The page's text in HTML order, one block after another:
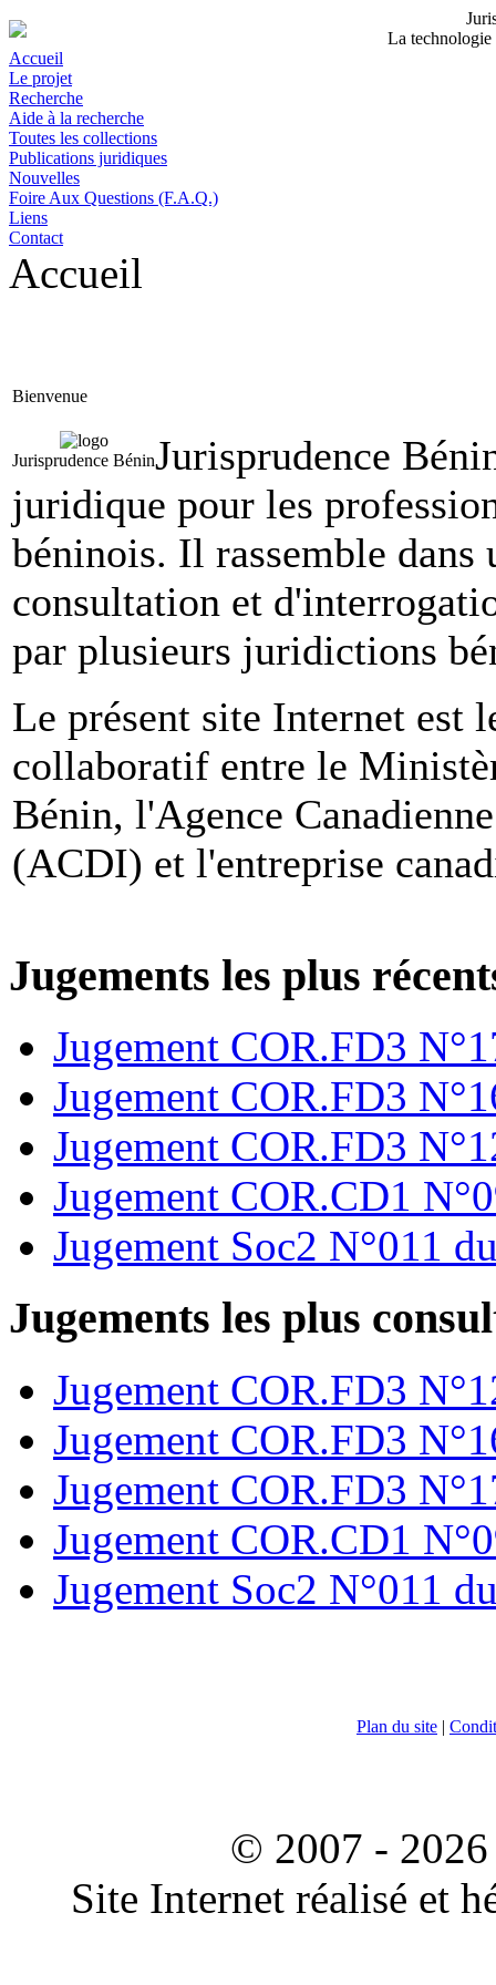
La technologie
Accueil
Le projet
Recherche
Aide à la recherche
Toutes les collections
Publications juridiques
Nouvelles
Foire Aux Questions (F.A.Q.)
Liens
Contact
Accueil
Bienvenue
Jurisprudence BéninJurisprudence
juridique pour les
béninois. Il rassemble dans
consultation et
par plusieurs juridictions
Le présent site Internet est
collaboratif entre le
Bénin, l'Agence
(ACDI) et l'entreprise
Jugements les plus
Jugement COR.FD3
Jugement COR.FD3
Jugement COR.FD3
Jugement COR.CD1
Jugement Soc2 N°011
Jugements les plus
Jugement COR.FD3
Jugement COR.FD3
Jugement COR.FD3
Jugement COR.CD1
Jugement Soc2 N°011
Plan du site |
© 2007 - 2026
Site Internet réalisé et